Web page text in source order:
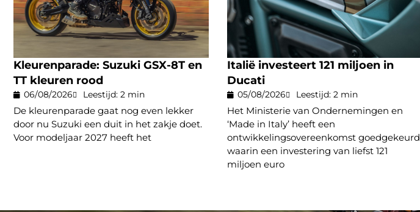
Kleurenparade: Suzuki GSX-8T en
TT kleuren rood
06/08/2026 Leestijd: 2 min
De kleurenparade gaat nog even lekker
door nu Suzuki een duit in het zakje doet.
Voor modeljaar 2027 heeft het
Italië investeert 121 miljoen in
Ducati
05/08/2026 Leestijd: 2 min
Het Ministerie van Ondernemingen en
‘Made in Italy’ heeft een
ontwikkelingsovereenkomst goedgekeurd
waarin een investering van liefst 121
miljoen euro